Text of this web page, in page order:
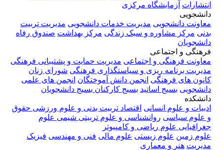
انتشارات آزمایشگاه مرکزی
دانشجویی
معاونت دانشجویی مدیریت خدمات دانشجویی مدیریت تربیت
بدنی مرکز مشاوره و سبک زندگی مرکز بهداشت صندوق رفاه
دانشجویان
فرهنگی و اجتماعی
معاونت فرهنگی و اجتماعی مدیریت حمایت و پشتیبانی فرهنگی
مدیریت برنامه ریزی و سیاستگذاری فرهنگی شورای زنان
کانون های فرهنگی انجمن دانش آموختگان انجمن های علمی
دانشجویی بسیج اساتید بسیج کارکنان بسیج دانشجویان
دانشکده
ادبیات و علوم انسانی اقتصاد تربیت بدنی و علوم ورزشی حقوق
و علوم سیاسی روانشناسی و علوم تربیتی شیمی علوم
جغرافیایی علوم ریاضی و کامپیوتر
علوم زمین علوم زیستی علوم مالی فنی و مهندسی فیزیک
مدیریت هنر و معماری